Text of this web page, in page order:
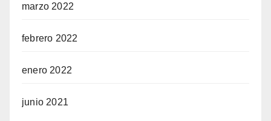
marzo 2022
febrero 2022
enero 2022
junio 2021